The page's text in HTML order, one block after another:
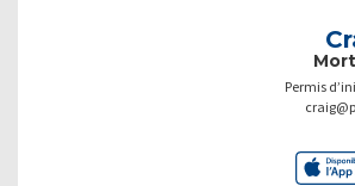
Permis